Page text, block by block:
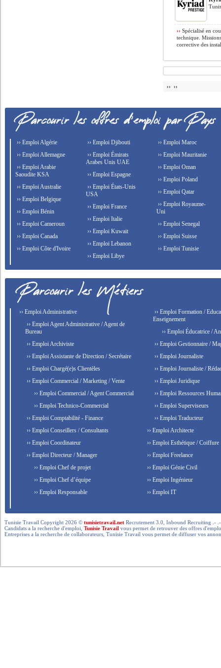
›› Spécialisé en
technique.
corrective des
›› ››
›› Emploi Algérie
›› Emploi Allemagne
›› Emploi Arabie
Saoudite KSA
›› Emploi Australie
›› Emploi Belgique
›› Emploi Bénin
›› Emploi Cameroun
›› Emploi Canada
›› Emploi Côte d'Ivoire
›› Emploi Djibouti
›› Emploi Émirats
Arabes Unis UAE
›› Emploi Espagne
›› Emploi États-Unis
USA
›› Emploi France
›› Emploi Italie
›› Emploi Kuwait
›› Emploi Lebanon
›› Emploi Libye
›› Emploi Maroc
›› Emploi Mauritanie
›› Emploi Oman
›› Emploi Poland
›› Emploi Qatar
›› Emploi Royaume-
Uni
›› Emploi Senegal
›› Emploi Suisse
›› Emploi Tunisie
›› Emploi Administrative
›› Emploi Agent Administrative / Agent de
Bureau
›› Emploi Archiviste
›› Emploi Assistante de Direction / Secrétaire
›› Emploi Chargé(e)s Clientèles
›› Emploi Commercial / Marketing / Vente
›› Emploi Commercial / Agent Commercial
›› Emploi Technico-Commercial
›› Emploi Comptabilité - Finance
›› Emploi Conseillers / Consultants
›› Emploi Coordinateur
›› Emploi Directeur / Manager
›› Emploi Chef de projet
›› Emploi Chef d’équipe
›› Emploi Responsable
›› Emploi Formation /
Enseignement
›› Emploi Éducatrice /
›› Emploi Gestionnaire /
›› Emploi Journaliste
›› Emploi Journaliste /
›› Emploi Juridique
›› Emploi Ressources
›› Emploi Superviseurs
›› Emploi Traducteur
›› Emploi Architecte
›› Emploi Esthétique / Coiffure
›› Emploi Freelance
›› Emploi Génie Civil
›› Emploi Ingénieur
›› Emploi IT
Tunisie Travail Copyright 2026 ©tunisietravail.net Recrutement 3.0, Inbound Recruiting .-
Candidats a la recherche d'emploi,Tunisie Travail vous permet de retrouver des offres
Entreprises a la recherche de collaborateurs, Tunisie Travail vous permet de diffuser vos